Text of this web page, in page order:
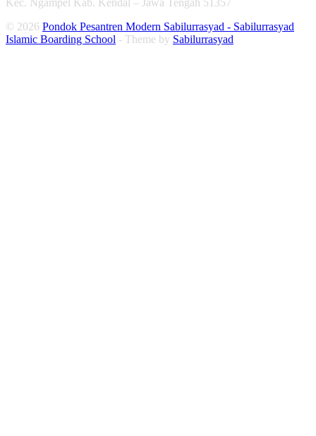
© 2026 Pondok Pesantren Modern Sabilurrasyad - Sabilurrasyad
Islamic Boarding School - Theme by Sabilurrasyad